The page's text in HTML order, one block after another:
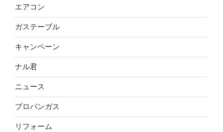
エアコン
ガステーブル
キャンペーン
ナル君
ニュース
プロパンガス
リフォーム